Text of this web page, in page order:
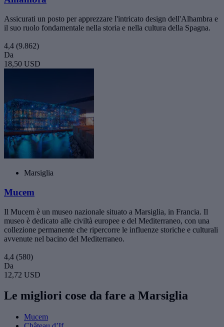
Assicurati un posto per apprezzare l'intricato design dell'Alhambra e
il suo ruolo fondamentale nella storia e nella cultura della Spagna.
4,4 (9.862)
Da
18,50 USD
Marsiglia
Mucem
Il Mucem è un museo nazionale situato a Marsiglia, in Francia. Il
museo è dedicato alle civiltà europee e del Mediterraneo, con una
collezione permanente che ripercorre le influenze storiche e culturali
avvenute nel bacino del Mediterraneo.
4,4 (580)
Da
12,72 USD
Le migliori cose da fare a Marsiglia
Mucem